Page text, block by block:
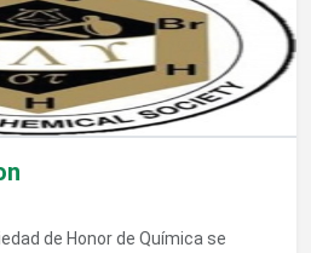
de Honor de Química se